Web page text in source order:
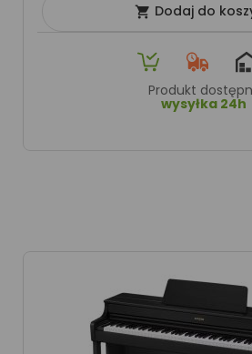
 Dodaj do
Produkt
wysyłka 24h